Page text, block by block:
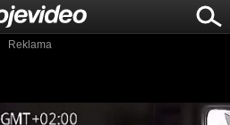
Reklama